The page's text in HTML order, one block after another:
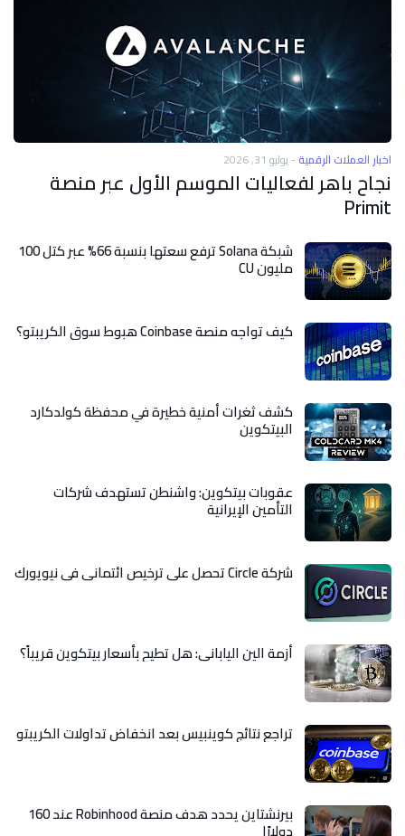
اخبار العملات الرقمية-يوليو 31, 2026
نجاح باهر لفعاليات الموسم الأول عبر منصة
Primit
شبكة Solana ترفع سعتها بنسبة 66% عبر كتل 100
مليون CU
كيف تواجه منصة Coinbase هبوط سوق الكريبتو؟
كشف ثغرات أمنية خطيرة في محفظة كولدكارد
البيتكوين
عقوبات بيتكوين: واشنطن تستهدف شركات
التأمين الإيرانية
شركة Circle تحصل على ترخيص ائتماني في نيويورك
أزمة الين الياباني: هل تطيح بأسعار بيتكوين قريباً؟
تراجع نتائج كوينبيس بعد انخفاض تداولات الكريبتو
بيرنشتاين يحدد هدف منصة Robinhood عند 160